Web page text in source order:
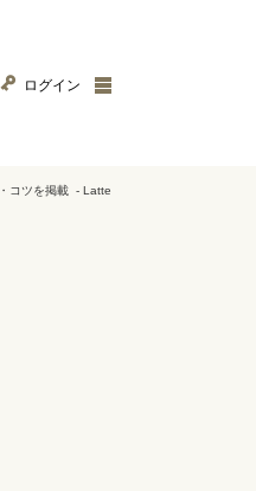
ログイン
コツを掲載 - Latte